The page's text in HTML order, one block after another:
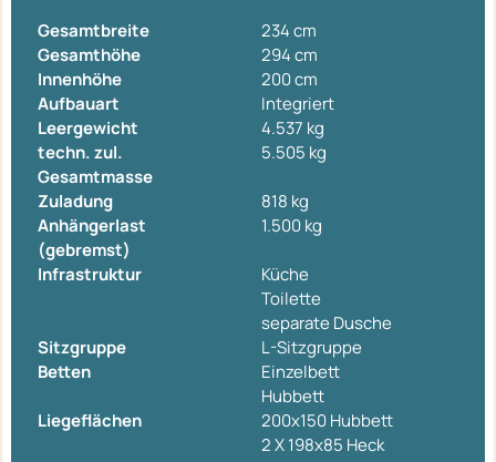
Gesamtbreite
234 cm
Gesamthöhe
294 cm
Innenhöhe
200 cm
Aufbauart
Integriert
Leergewicht
4.537 kg
techn. zul.
Gesamtmasse
5.505 kg
Zuladung
818 kg
Anhängerlast
(gebremst)
1.500 kg
Infrastruktur
Küche
Toilette
separate Dusche
Sitzgruppe
L-Sitzgruppe
Betten
Einzelbett
Hubbett
Liegeflächen
200x150 Hubbett
2 X 198x85 Heck